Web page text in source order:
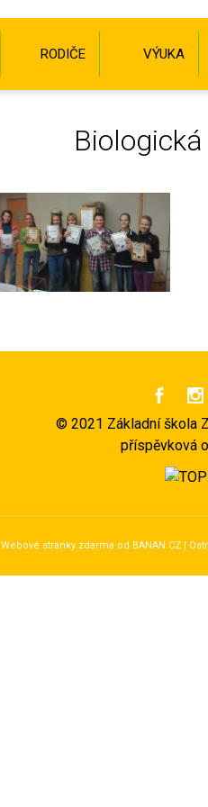
RODIČE VÝUKA
 
© 2021 Základní škola
příspěvková
Webové stránky zdarma od BANAN.CZ|